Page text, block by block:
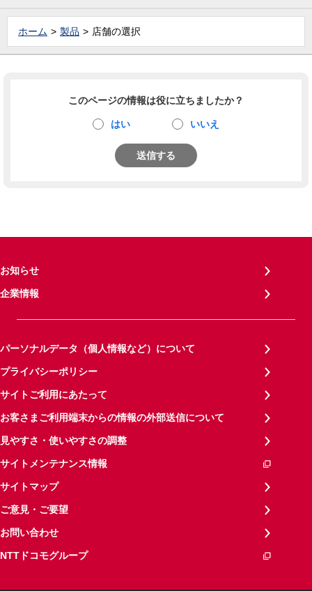
ホーム 製品 店舗の選択
このページの情報は役に立ちましたか？
はい いいえ
送信する
お知らせ
企業情報
パーソナルデータ（個人情報など）について
プライバシーポリシー
サイトご利用にあたって
お客さまご利用端末からの情報の外部送信について
見やすさ・使いやすさの調整
サイトメンテナンス情報
サイトマップ
ご意見・ご要望
お問い合わせ
NTTドコモグループ